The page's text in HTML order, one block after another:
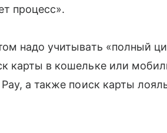
процесс».
надо учитывать «полный
карты в кошельке или
а также поиск карты